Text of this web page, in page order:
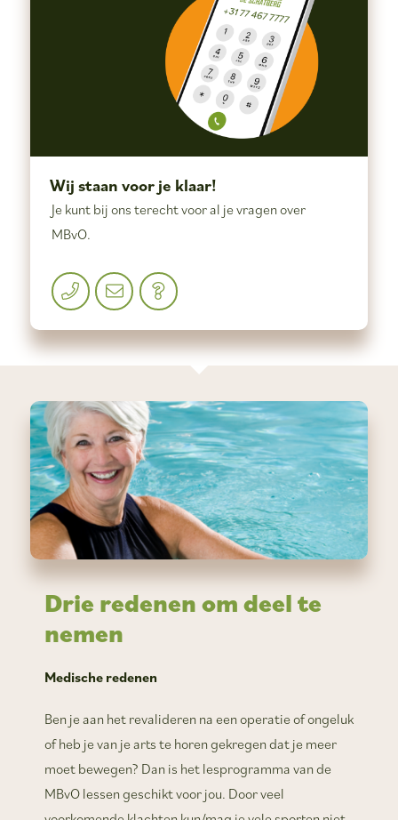
Wij staan voor je klaar!
Je kunt bij ons terecht voor al je vragen over
MBvO.
Drie redenen om deel te
nemen
Medische redenen
Ben je aan het revalideren na een operatie of ongeluk
of heb je van je arts te horen gekregen dat je meer
moet bewegen? Dan is het lesprogramma van de
MBvO lessen geschikt voor jou. Door veel